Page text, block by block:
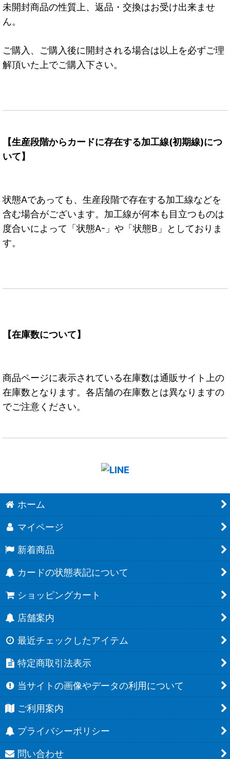
未開封商品の性質上、返品・交換はお受け出来ませ
ん。
ご購入、ご購入後に開封される場合は以上を必ずご理
解頂いた上でご購入下さい。
【生産段階からカードに存在する加工線(初期線)につ
いて】
状態Aであっても、生産段階で存在する加工線などを
含む場合がございます。加工線が何本も目立つものは
度合いによって「状態A-」や「状態B」としておりま
す。
【在庫数について】
商品ページに表示されている在庫数は通販サイト上の
在庫数となります。各店舗の在庫数とは異なりますの
でご注意ください。
ホーム
マイページ
新着商品
カードの状態表記について
ショッピングカート
店舗案内
最近チェックしたアイテム
特定商取引法表示
当サイトの画像やデータの利用について
ご利用案内
プライバシーポリシー
問い合わせ